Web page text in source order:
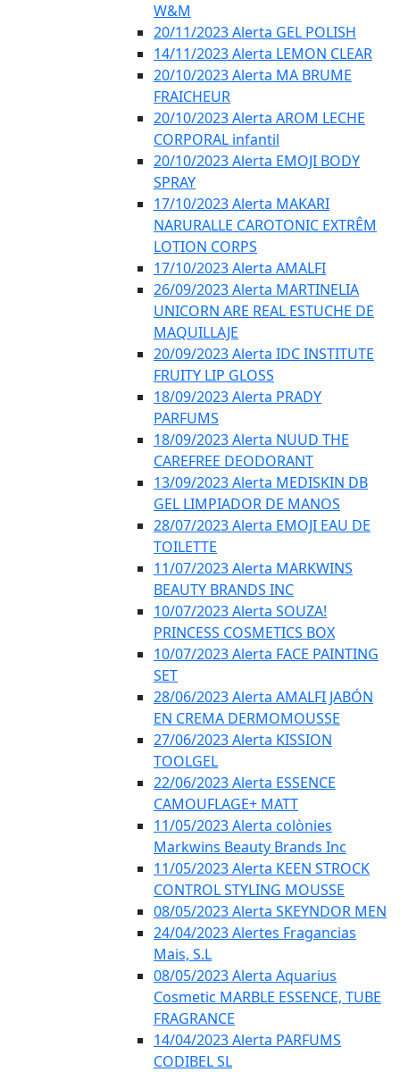
W&M
20/11/2023 Alerta GEL POLISH
14/11/2023 Alerta LEMON CLEAR
20/10/2023 Alerta MA BRUME
FRAICHEUR
20/10/2023 Alerta AROM LECHE
CORPORAL infantil
20/10/2023 Alerta EMOJI BODY
SPRAY
17/10/2023 Alerta MAKARI
NARURALLE CAROTONIC EXTRÊM
LOTION CORPS
17/10/2023 Alerta AMALFI
26/09/2023 Alerta MARTINELIA
UNICORN ARE REAL ESTUCHE DE
MAQUILLAJE
20/09/2023 Alerta IDC INSTITUTE
FRUITY LIP GLOSS
18/09/2023 Alerta PRADY
PARFUMS
18/09/2023 Alerta NUUD THE
CAREFREE DEODORANT
13/09/2023 Alerta MEDISKIN DB
GEL LIMPIADOR DE MANOS
28/07/2023 Alerta EMOJI EAU DE
TOILETTE
11/07/2023 Alerta MARKWINS
BEAUTY BRANDS INC
10/07/2023 Alerta SOUZA!
PRINCESS COSMETICS BOX
10/07/2023 Alerta FACE PAINTING
SET
28/06/2023 Alerta AMALFI JABÓN
EN CREMA DERMOMOUSSE
27/06/2023 Alerta KISSION
TOOLGEL
22/06/2023 Alerta ESSENCE
CAMOUFLAGE+ MATT
11/05/2023 Alerta colònies
Markwins Beauty Brands Inc
11/05/2023 Alerta KEEN STROCK
CONTROL STYLING MOUSSE
08/05/2023 Alerta SKEYNDOR MEN
24/04/2023 Alertes Fragancias
Mais, S.L
08/05/2023 Alerta Aquarius
Cosmetic MARBLE ESSENCE, TUBE
FRAGRANCE
14/04/2023 Alerta PARFUMS
CODIBEL SL